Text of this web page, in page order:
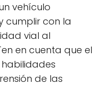
vehículo
cumplir con la
vial al
en cuenta que el
de las